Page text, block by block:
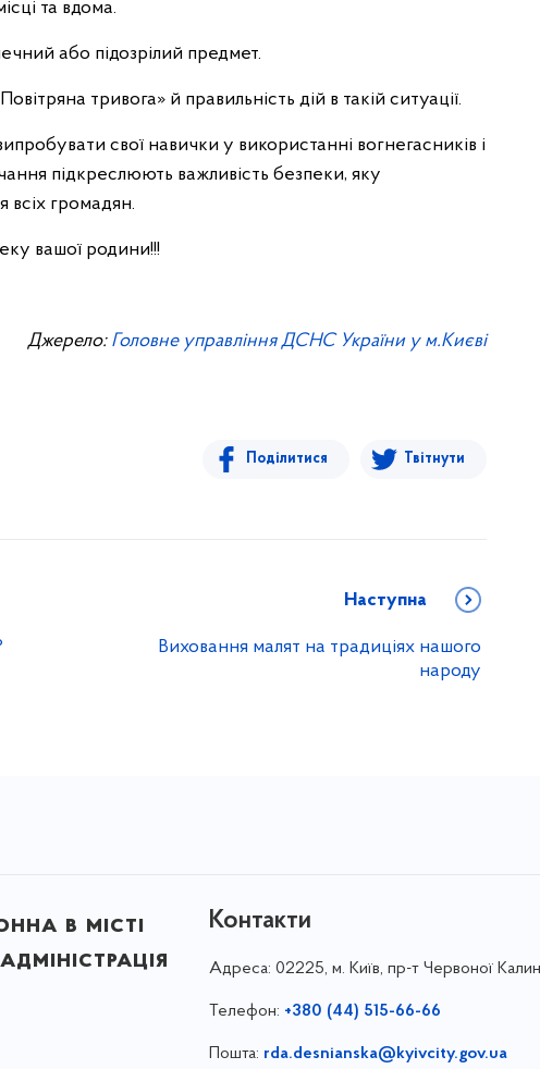
та вдома.
або підозрілий предмет.
тривога» й правильність дій в такій ситуації.
свої навички у використанні вогнегасників і
підкреслюють важливість безпеки, яку
всіх громадян.
вашої родини!!!
Джерело: Головне управління ДСНС України у м.Києві
Поділитися Твітнути
Наступна
Виховання малят на традиціях нашого
народу
в місті
Контакти
Адреса: 02225, м. Київ, пр-т Червоної
Телефон: +380 (44) 515-66-66
Пошта: rda.desnianska@kyivcity.gov.ua